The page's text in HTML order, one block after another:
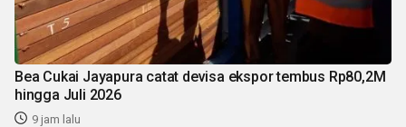
Bea Cukai Jayapura catat devisa ekspor tembus Rp80,2M
hingga Juli 2026
9 jam lalu